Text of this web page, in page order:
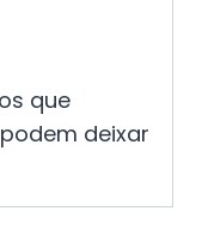
que
deixar